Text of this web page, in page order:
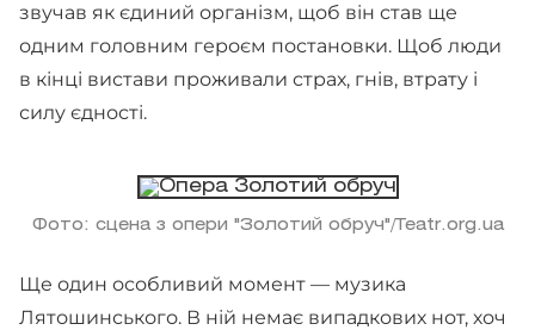
звучав як єдиний організм, щоб він став ще
одним головним героєм постановки. Щоб люди
в кінці вистави проживали страх, гнів, втрату і
силу єдності.
Фото: сцена з опери "Золотий обруч"/Teatr.org.ua
Ще один особливий момент — музика
Лятошинського. В ній немає випадкових нот, хоч